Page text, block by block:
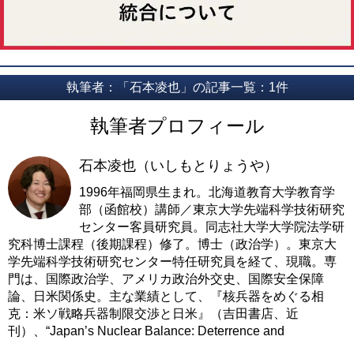
執筆者：「石本凌也」の記事一覧：1件
執筆者プロフィール
石本凌也（いしもとりょうや）
1996年福岡県生まれ。北海道教育大学教育学
部（函館校）講師／東京大学先端科学技術研究
センター客員研究員。同志社⼤学⼤学院法学研
究科博士課程（後期課程）修了。博⼠（政治学）。東京⼤
学先端科学技術研究センター特任研究員を経て、現職。専
門は、国際政治学、アメリカ政治外交史、国際安全保障
論、日米関係史。主な業績として、『核兵器をめぐる相
克：米ソ戦略兵器制限交渉と日米』（吉田書店、近
刊）、“Japan’s Nuclear Balance: Deterrence and